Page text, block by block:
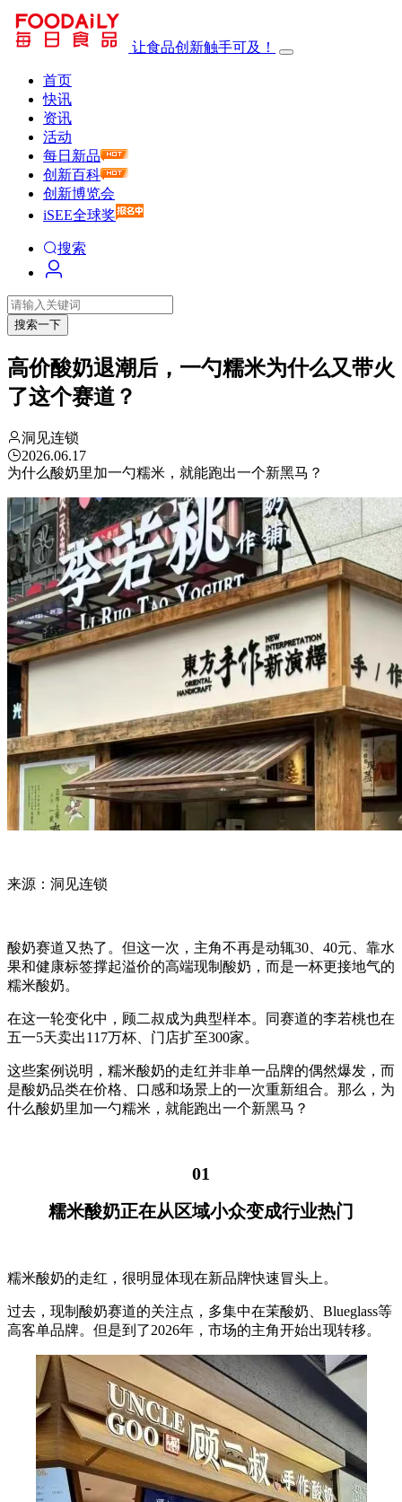
让食品创新触手可及！
首页
快讯
资讯
活动
每日新品
创新百科
创新博览会
iSEE全球奖
搜索
搜索一下
高价酸奶退潮后，一勺糯米为什么又带火
了这个赛道？
洞见连锁
2026.06.17
为什么酸奶里加一勺糯米，就能跑出一个新黑马？
来源：洞见连锁
酸奶赛道又热了。但这一次，主角不再是动辄30、40元、靠水
果和健康标签撑起溢价的高端现制酸奶，而是一杯更接地气的
糯米酸奶。
在这一轮变化中，顾二叔成为典型样本。同赛道的李若桃也在
五一5天卖出117万杯、门店扩至300家。
这些案例说明，糯米酸奶的走红并非单一品牌的偶然爆发，而
是酸奶品类在价格、口感和场景上的一次重新组合。那么，为
什么酸奶里加一勺糯米，就能跑出一个新黑马？
01
糯米酸奶正在从区域小众变成行业热门
糯米酸奶的走红，很明显体现在新品牌快速冒头上。
过去，现制酸奶赛道的关注点，多集中在茉酸奶、Blueglass等
高客单品牌。但是到了2026年，市场的主角开始出现转移。